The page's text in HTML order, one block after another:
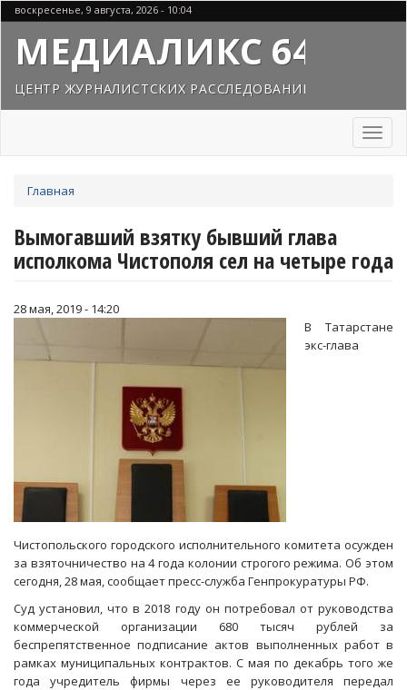
Перейти
к
основному
содержанию
воскресенье, 9 августа, 2026 - 10:04
МЕДИАЛИКС 64
ЦЕНТР ЖУРНАЛИСТСКИХ РАССЛЕДОВАНИЙ
Toggle
здесь
Главная
Вымогавший взятку бывший глава
исполкома Чистополя сел на четыре года
28 мая, 2019 - 14:20
В Татарстане
экс-глава
Чистопольского городского исполнительного комитета осужден
за взяточничество на 4 года колонии строгого режима. Об этом
сегодня, 28 мая, сообщает пресс-служба Генпрокуратуры РФ.
Суд установил, что в 2018 году он потребовал от руководства
коммерческой организации 680 тысяч рублей за
беспрепятственное подписание актов выполненных работ в
рамках муниципальных контрактов. С мая по декабрь того же
года учредитель фирмы через ее руководителя передал